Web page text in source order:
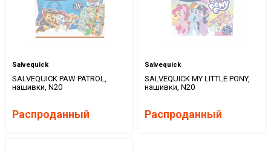
Salvequick
SALVEQUICK PAW PATROL,
нашивки, N20
Распроданный
Salvequick
SALVEQUICK MY LITTLE PONY,
нашивки, N20
Распроданный